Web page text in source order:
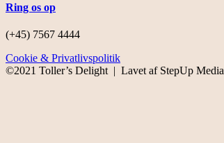
Ring os op
(+45) 7567 4444
Cookie & Privatlivspolitik
©2021 Toller’s Delight | Lavet af StepUp Media